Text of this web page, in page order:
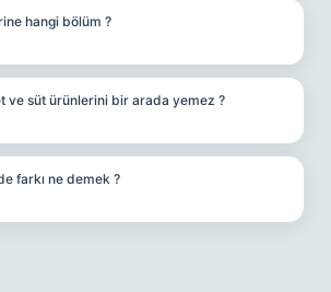
hangi bölüm ?
ve süt ürünlerini bir arada yemez ?
farkı ne demek ?